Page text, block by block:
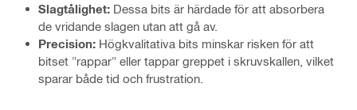
Slagtålighet: Dessa bits är härdade för att absorbera
de vridande slagen utan att gå av.
Precision: Högkvalitativa bits minskar risken för att
bitset "rappar" eller tappar greppet i skruvskallen, vilket
sparar både tid och frustration.